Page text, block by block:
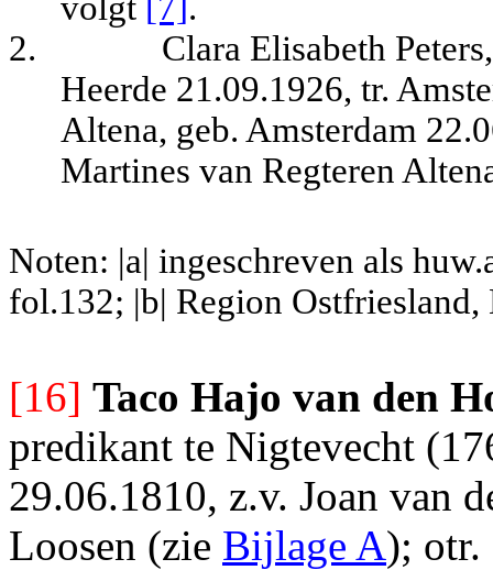
2.
Clara Elisabeth
Heerde 21.09.1926, tr.
Altena, geb. Amsterdam
Martines van Regteren
Noten: |a| ingeschreven als
fol.132; |b| Region Ostfriesland,
[16] Taco Hajo van den
predikant te Nigtevecht
29.06.1810, z.v. Joan van
Loosen (zie Bijlage A); otr.